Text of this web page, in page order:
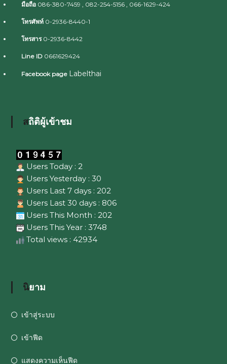
มือถือ086-380-7459 , 082-254-5156 , 066-1629-424
โทรศัพท์0-2936-8440-1
โทรสาร0-2936-8442
Line ID0661629424
Facebook page Labelthai
สถิติผู้เข้าชม
Users Today : 2
Users Yesterday : 30
Users Last 7 days : 202
Users Last 30 days : 806
Users This Month : 202
Users This Year : 3748
Total views : 42934
นิยาม
เข้าสู่ระบบ
เข้าฟีด
แสดงความเห็นฟีด